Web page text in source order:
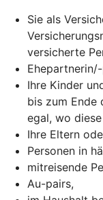
Sie als
versicherte
Ihre Kinder
bis zum Ende
egal, wo
Ihre Eltern
Personen in
mitreisende
Au-pairs,